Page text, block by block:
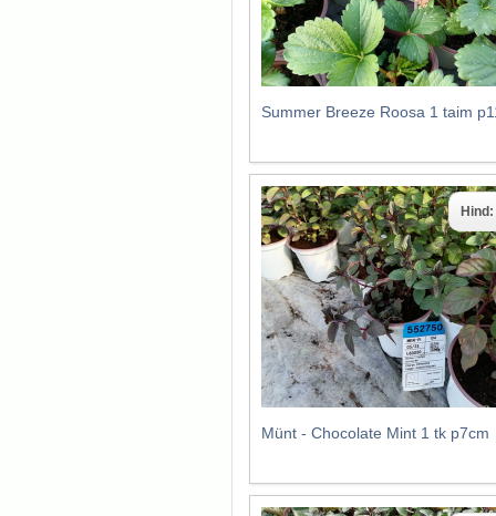
Summer Breeze Roosa 1 taim
Münt - Chocolate Mint 1 tk p7cm
Hind: